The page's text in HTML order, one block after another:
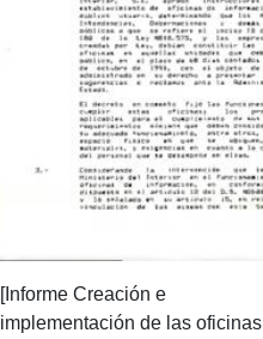
[Informe Creación e
implementación de las oficinas